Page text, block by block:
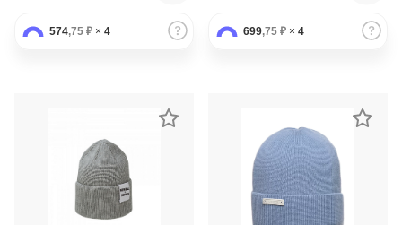
574,75 ₽ × 4 699,75 ₽ × 4